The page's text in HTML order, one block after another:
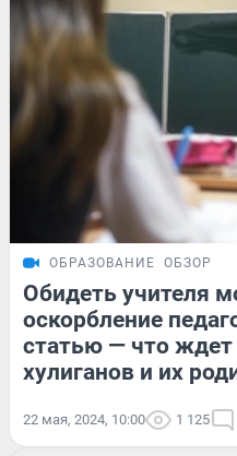
ОБРАЗОВАНИЕ ОБЗОР
Обидеть учителя
оскорбление
статью — что
хулиганов и их
22 мая, 2024, 10:00 1 125